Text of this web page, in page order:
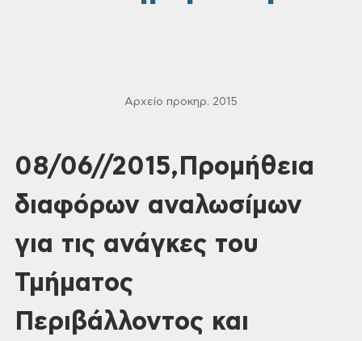
Αρχείο προκηρ. 2015
08/06//2015,Προμήθεια
διαφόρων αναλωσίμων
για τις ανάγκες του
Τμήματος
Περιβάλλοντος και